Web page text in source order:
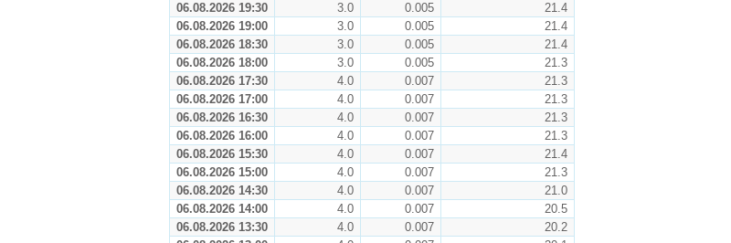
06.08.2026 19:30
3.0 0.005
21.4
06.08.2026 19:00
3.0 0.005
21.4
06.08.2026 18:30
3.0 0.005
21.4
06.08.2026 18:00
3.0 0.005
21.3
06.08.2026 17:30
4.0 0.007
21.3
06.08.2026 17:00
4.0 0.007
21.3
06.08.2026 16:30
4.0 0.007
21.3
06.08.2026 16:00
4.0 0.007
21.3
06.08.2026 15:30
4.0 0.007
21.4
06.08.2026 15:00
4.0 0.007
21.3
06.08.2026 14:30
4.0 0.007
21.0
06.08.2026 14:00
4.0 0.007
20.5
06.08.2026 13:30
4.0 0.007
20.2